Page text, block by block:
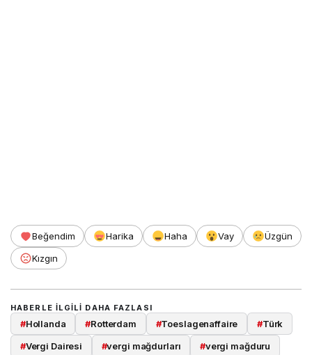
Beğendim Harika Haha Vay
Üzgün
Kızgın
HABERLE ILGILI DAHA FAZLASI
#Hollanda #Rotterdam #Toeslagenaffaire #Türk
#Vergi Dairesi #vergi mağdurları #vergi mağduru